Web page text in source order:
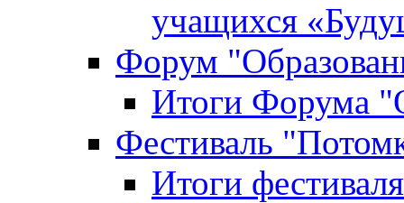
учащихся
Форум
Итоги Форума
Фестиваль
Итоги